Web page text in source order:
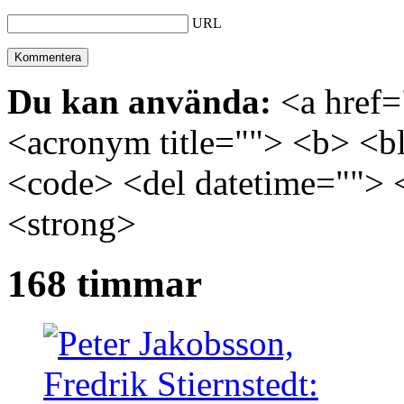
URL
Du kan använda: <a
<acronym title=""> <b>
<code> <del
<strong>
168 timmar